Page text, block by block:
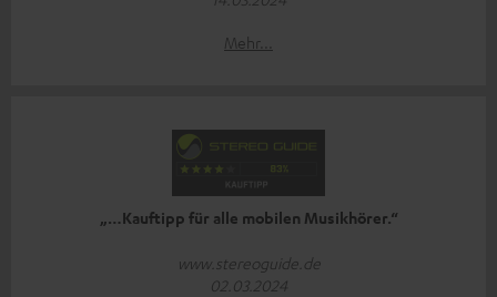
Mehr...
„…Kauftipp für alle mobilen Musikhörer.“
www.stereoguide.de
02.03.2024